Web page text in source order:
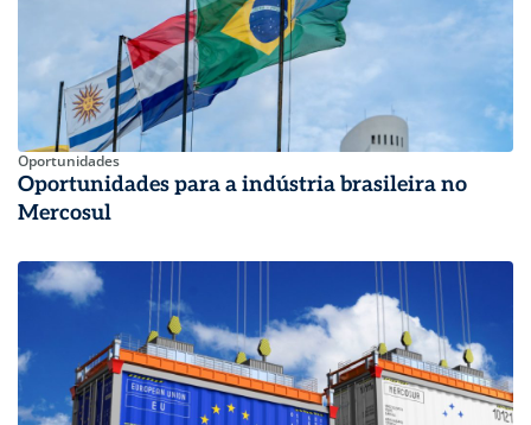
Oportunidades
Oportunidades para a indústria brasileira no
Mercosul